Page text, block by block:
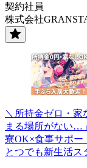
契約社員
株式会社
＼所持金ゼロ・家
まる場所がない…
寮OK×食事サポ
とつでも新生活